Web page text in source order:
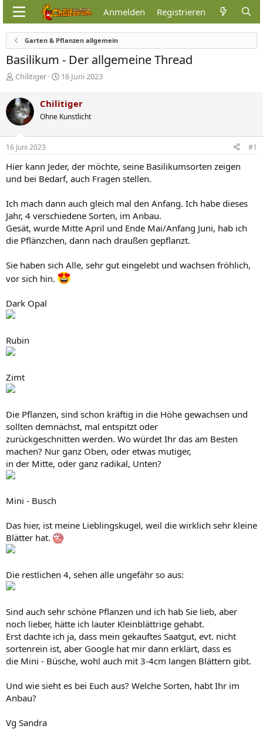
Anmelden Registrieren
Garten & Pflanzen allgemein
Basilikum - Der allgemeine Thread
E
s
t
e
l
l
e
Chilitiger
E
t
e
l
m
16 Juni 2023
Chilitiger
Ohne Kunstlicht
16 Juni 2023 #1
Hier kann Jeder, der möchte, seine Basilikumsorten zeigen
und bei Bedarf, auch Fragen stellen.
Ich mach dann auch gleich mal den Anfang. Ich habe dieses
Jahr, 4 verschiedene Sorten, im Anbau.
Gesät, wurde Mitte April und Ende Mai/Anfang Juni, hab ich
die Pflänzchen, dann nach draußen gepflanzt.
Sie haben sich Alle, sehr gut eingelebt und wachsen fröhlich,
vor sich hin.
Dark Opal
Rubin
Zimt
Die Pflanzen, sind schon kräftig in die Höhe gewachsen und
sollten demnächst, mal entspitzt oder
zurückgeschnitten werden. Wo würdet Ihr das am Besten
machen? Nur ganz Oben, oder etwas mutiger,
in der Mitte, oder ganz radikal, Unten?
Mini - Busch
Das hier, ist meine Lieblingskugel, weil die wirklich sehr kleine
Blätter hat.
Die restlichen 4, sehen alle ungefähr so aus:
Sind auch sehr schöne Pflanzen und ich hab Sie lieb, aber
noch lieber, hätte ich lauter Kleinblättrige gehabt.
Erst dachte ich ja, dass mein gekauftes Saatgut, evt. nicht
sortenrein ist, aber Google hat mir dann erklärt, dass es
die Mini - Büsche, wohl auch mit 3-4cm langen Blättern gibt.
Und wie sieht es bei Euch aus? Welche Sorten, habt Ihr im
Anbau?
Vg Sandra